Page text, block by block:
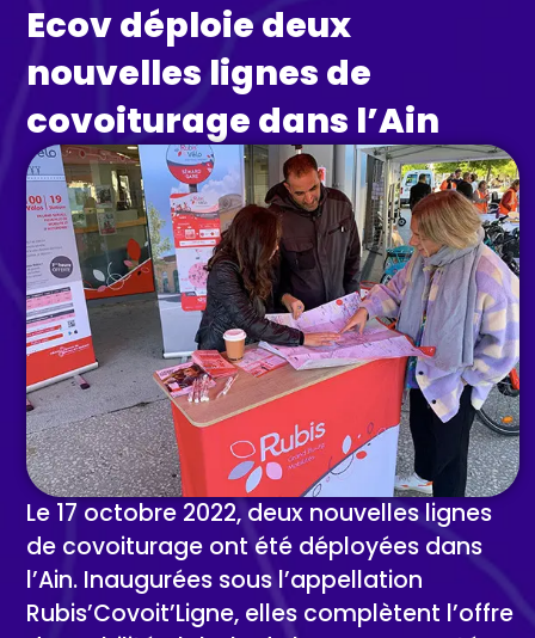
Ecov déploie deux
nouvelles lignes de
covoiturage dans l’Ain
Le 17 octobre 2022, deux nouvelles lignes
de covoiturage ont été déployées dans
l’Ain. Inaugurées sous l’appellation
Rubis’Covoit’Ligne, elles complètent l’offre